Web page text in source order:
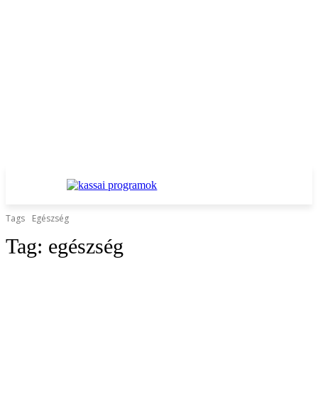
Tags Egészség
Tag: egészség